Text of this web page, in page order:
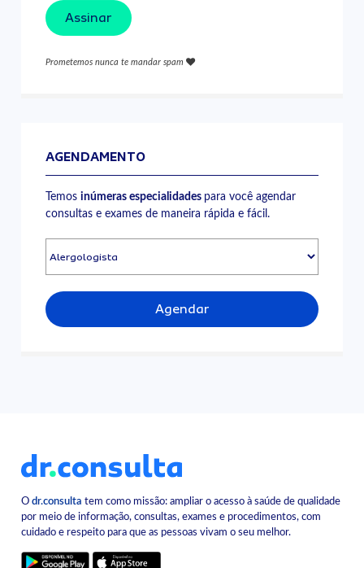
Assinar
Prometemos nunca te mandar spam
AGENDAMENTO
Temosinúmeras especialidades para você agendar
consultas e exames de maneira rápida e fácil.
Agendar
Odr.consulta tem como missão: ampliar o acesso à saúde de qualidade
por meio de informação, consultas, exames e procedimentos, com
cuidado e respeito para que as pessoas vivam o seu melhor.